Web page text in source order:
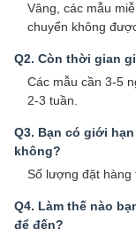
Vâng, các mẫu
chuyển không
Q2. Còn thời gian
Các mẫu cần 3-5
2-3 tuần.
Q3. Bạn có giới
không?
Số lượng đặt hàng
Q4. Làm thế nào
để đến?